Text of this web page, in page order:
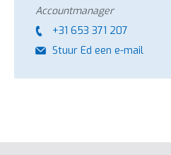
Accountmanager
+31 653 371 207
Stuur Ed een e-mail